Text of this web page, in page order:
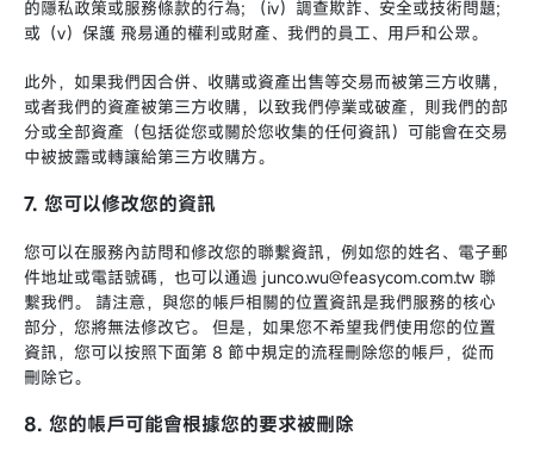
的隱私政策或服務條款的行為; （iv）調查欺詐、安全或技術問題;
或（v）保護 飛易通的權利或財產、我們的員工、用戶和公眾。
此外，如果我們因合併、收購或資產出售等交易而被第三方收購，
或者我們的資產被第三方收購，以致我們停業或破產，則我們的部
分或全部資產（包括從您或關於您收集的任何資訊）可能會在交易
中被披露或轉讓給第三方收購方。
7. 您可以修改您的資訊
您可以在服務內訪問和修改您的聯繫資訊，例如您的姓名、電子郵
件地址或電話號碼，也可以通過 junco.wu@feasycom.com.tw 聯
繫我們。 請注意，與您的帳戶相關的位置資訊是我們服務的核心
部分，您將無法修改它。 但是，如果您不希望我們使用您的位置
資訊，您可以按照下面第 8 節中規定的流程刪除您的帳戶，從而
刪除它。
8. 您的帳戶可能會根據您的要求被刪除